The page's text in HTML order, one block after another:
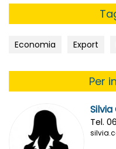
Economia Export
Per
Tel.